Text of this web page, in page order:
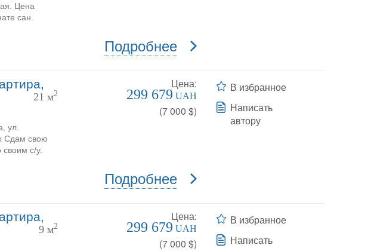
Цена
сан.
Подробнее
21 м2
ул.
Сдам свою
своим с/у.
Цена:
299 679 UAH
(7 000 $)
Подробнее
В избранное
Написать
автору
9 м2
Цена:
299 679 UAH
(7 000 $)
В избранное
Написать